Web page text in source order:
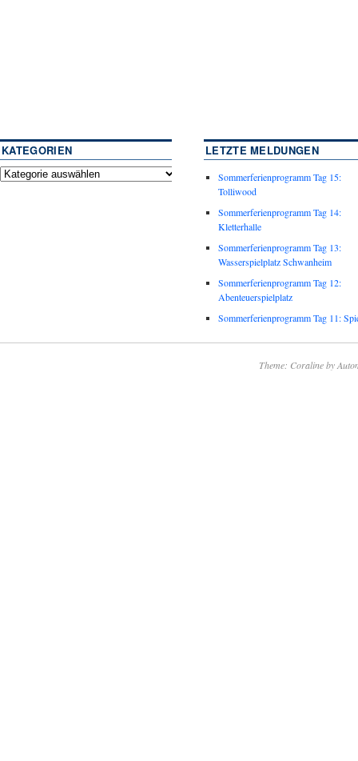
KATEGORIEN LETZTE MELDUNGEN
Sommerferienprogramm Tag 15:
Tolliwood
Sommerferienprogramm Tag 14:
Kletterhalle
Sommerferienprogramm Tag 13:
Wasserspielplatz Schwanheim
Sommerferienprogramm Tag 12:
Abenteuerspielplatz
Sommerferienprogramm Tag 11:
Theme: Coraline by